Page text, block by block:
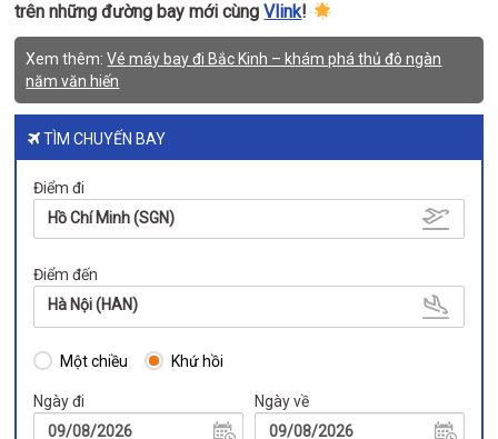
trên những đường bay mới cùngVlink!
Xem thêm:Vé máy bay đi Bắc Kinh – khám phá thủ đô ngàn
năm văn hiến
TÌM CHUYẾN BAY
Điểm đi
Hồ Chí Minh (SGN)
Điểm đến
Hà Nội (HAN)
Một chiều Khứ hồi
Ngày đi Ngày về